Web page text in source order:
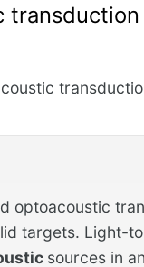
digital audio streams
optoacoustic
targets. Light-
sources in